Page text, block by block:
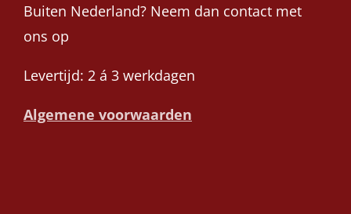
Buiten Nederland? Neem dan contact met
ons op
Levertijd: 2 á 3 werkdagen
Algemene voorwaarden